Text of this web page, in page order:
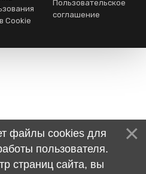
Cookie
Пользовательское
соглашение
файлы cookies для
пользователя.
страниц сайта, вы